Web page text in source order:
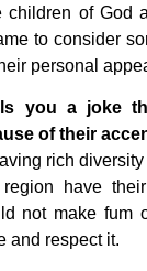
children of God
to consider
personal
you a joke
of their
rich
have
not make fum
and respect it.